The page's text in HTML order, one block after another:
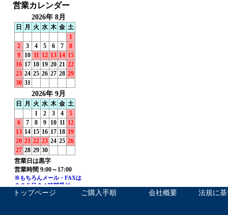
トップページ ご購入手順 会社概要 法規に